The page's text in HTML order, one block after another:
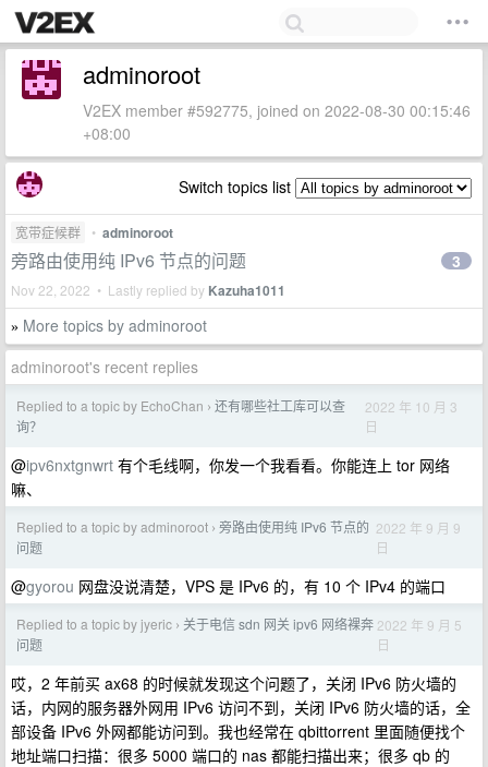
adminoroot
V2EX member #592775, joined on 2022-08-30 00:15:46
+08:00
Switch topics list
宽带症候群 • adminoroot
旁路由使用纯 IPv6 节点的问题
Nov 22, 2022 • Lastly replied by Kazuha1011
3
» More topics by adminoroot
adminoroot's recent replies
Replied to a topic by EchoChan › 还有哪些社工库可以查
询？
2022 年 10 月 3
日
@ipv6nxtgnwrt 有个毛线啊，你发一个我看看。你能连上 tor 网络
嘛、
Replied to a topic by adminoroot › 旁路由使用纯 IPv6 节点的
问题
2022 年 9 月 9
日
@gyorou 网盘没说清楚，VPS 是 IPv6 的，有 10 个 IPv4 的端口
Replied to a topic by jyeric › 关于电信 sdn 网关 ipv6 网络裸奔
问题
2022 年 9 月 5
日
哎，2 年前买 ax68 的时候就发现这个问题了，关闭 IPv6 防火墙的
话，内网的服务器外网用 IPv6 访问不到，关闭 IPv6 防火墙的话，全
部设备 IPv6 外网都能访问到。我也经常在 qbittorrent 里面随便找个
地址端口扫描：很多 5000 端口的 nas 都能扫描出来；很多 qb 的